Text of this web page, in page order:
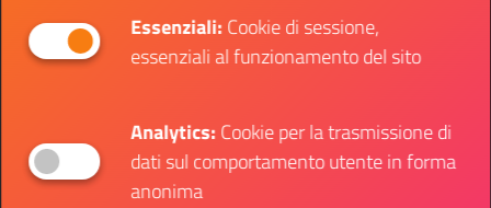
Essenziali:Cookie di sessione,
essenziali al funzionamento del sito
Analytics:Cookie per la trasmissione di
dati sul comportamento utente in forma
anonima